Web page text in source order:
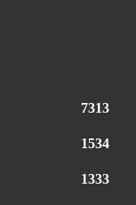
7313
1534
1333